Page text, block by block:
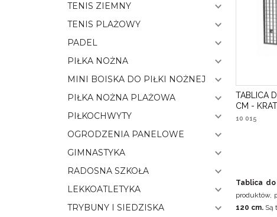
TABLICA
CM -
10 015
Tablica
produktów,
120 cm. Są
TENIS ZIEMNY
TENIS PLAŻOWY
PADEL
PIŁKA NOŻNA
MINI BOISKA DO PIŁKI NOŻNEJ
PIŁKA NOŻNA PLAŻOWA
PIŁKOCHWYTY
OGRODZENIA PANELOWE
GIMNASTYKA
RADOSNA SZKOŁA
LEKKOATLETYKA
TRYBUNY I SIEDZISKA